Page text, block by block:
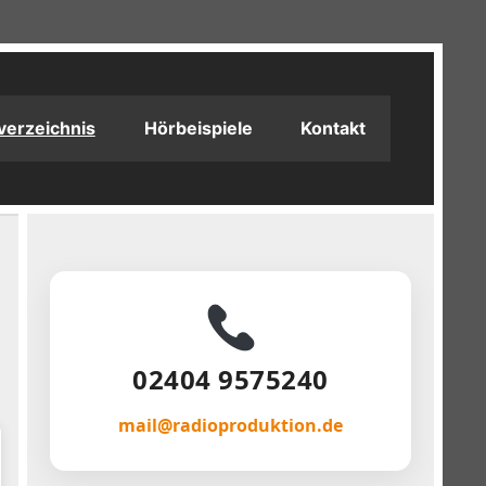
Hörbeispiele Kontakt
02404 9575240
mail@radioproduktion.de